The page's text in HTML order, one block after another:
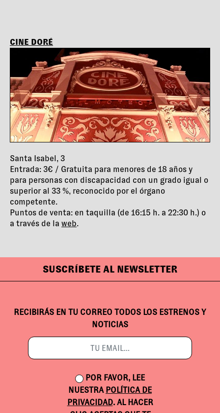
CINE DORÉ
Santa Isabel, 3
Entrada: 3€ / Gratuita para menores de 18 años y
para personas con discapacidad con un grado igual o
superior al 33 %, reconocido por el órgano
competente.
Puntos de venta: en taquilla (de 16:15 h. a 22:30 h.) o
a través de la web.
SUSCRÍBETE AL NEWSLETTER
RECIBIRÁS EN TU CORREO TODOS LOS ESTRENOS Y
NOTICIAS
POR FAVOR, LEE
NUESTRA POLÍTICA DE
PRIVACIDAD. AL HACER